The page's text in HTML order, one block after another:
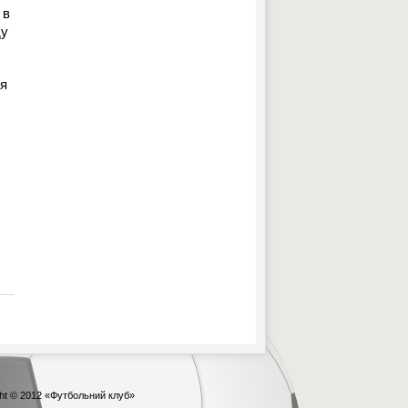
в
© 2012 «Футбольний клуб»